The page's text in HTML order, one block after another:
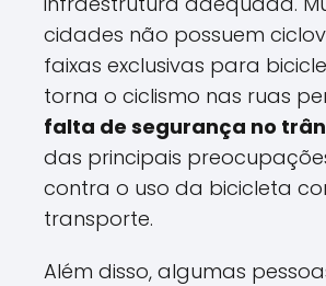
cidades não possuem
faixas exclusivas para
torna o ciclismo nas ruas
falta de segurança no
das principais
contra o uso da bicicleta
transporte.
Além disso, algumas